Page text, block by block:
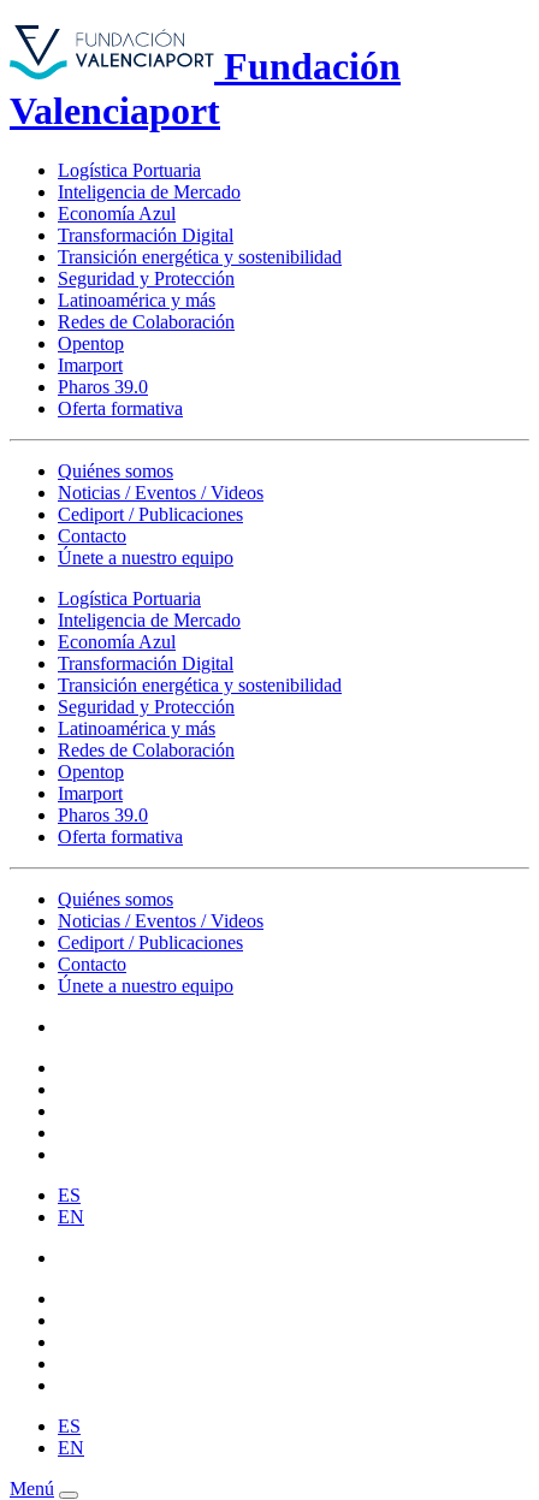
Fundación
Valenciaport
Logística Portuaria
Inteligencia de Mercado
Economía Azul
Transformación Digital
Transición energética y sostenibilidad
Seguridad y Protección
Latinoamérica y más
Redes de Colaboración
Opentop
Imarport
Pharos 39.0
Oferta formativa
Quiénes somos
Noticias / Eventos / Videos
Cediport / Publicaciones
Contacto
Únete a nuestro equipo
Logística Portuaria
Inteligencia de Mercado
Economía Azul
Transformación Digital
Transición energética y sostenibilidad
Seguridad y Protección
Latinoamérica y más
Redes de Colaboración
Opentop
Imarport
Pharos 39.0
Oferta formativa
Quiénes somos
Noticias / Eventos / Videos
Cediport / Publicaciones
Contacto
Únete a nuestro equipo
ES
EN
ES
EN
Menú